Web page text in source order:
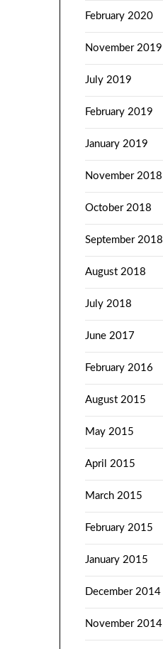
February 2020
November 2019
July 2019
February 2019
January 2019
November 2018
October 2018
September 2018
August 2018
July 2018
June 2017
February 2016
August 2015
May 2015
April 2015
March 2015
February 2015
January 2015
December 2014
November 2014